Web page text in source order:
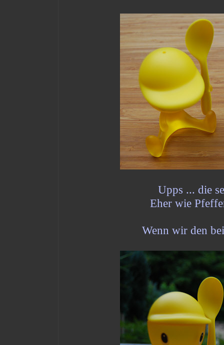
Upps ... die
Eher wie
Wenn wir den